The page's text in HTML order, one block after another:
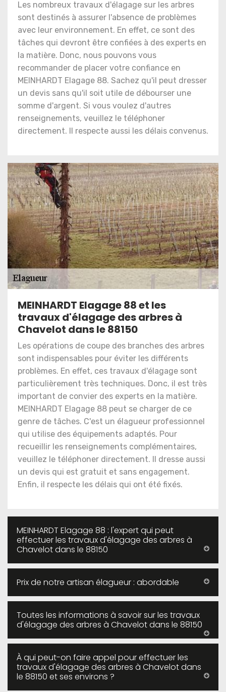
Les nombreux travaux d'élagage sur les arbres
sont destinés à assurer l'absence de problèmes
avec leur environnement. En effet, ce sont des
tâches qui devront être confiées à des experts en
la matière. Donc, nous pouvons vous
recommander de placer votre confiance en
MEINHARDT Elagage 88. Sachez qu'il peut dresser
un devis sans qu'il soit utile de débourser une
somme d'argent. Si vous voulez d'autres
renseignements, veuillez le téléphoner
directement. Il respecte aussi les délais convenus.
MEINHARDT Elagage 88 et les
travaux d'élagage des arbres à
Chavelot dans le 88150
Les opérations de coupe des branches des arbres
sont indispensables pour éviter les différents
problèmes. En effet, ces travaux d'élagage sont
particulièrement très techniques. Donc, il est très
important de convier des experts en la matière.
MEINHARDT Elagage 88 peut se charger de ce
genre de tâches. C'est un élagueur professionnel
qui utilise des équipements adaptés. Pour
recueillir les renseignements complémentaires,
veuillez le téléphoner directement. Il dresse aussi
un devis qui est gratuit et sans engagement.
Enfin, il respecte les délais qui ont été fixés.
MEINHARDT Elagage 88 : l'expert qui peut
effectuer les travaux d'élagage des arbres à
Chavelot dans le 88150
Prix de notre artisan élagueur : abordable
Toutes les informations à savoir sur les travaux
d'élagage des arbres à Chavelot dans le 88150
À qui peut-on faire appel pour effectuer les
travaux d'élagage des arbres à Chavelot dans
le 88150 et ses environs ?